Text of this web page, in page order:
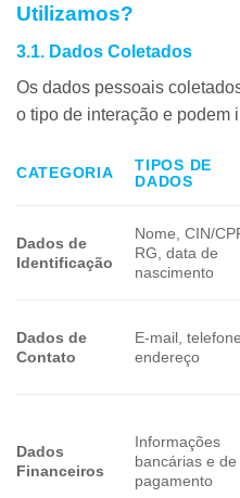
Utilizamos?
3.1. Dados Coletados
Os dados pessoais
o tipo de interação e podem
CATEGORIA
TIPOS DE
DADOS
Dados de
Identificação
Nome, CIN/
RG, data de
nascimento
Dados de
Contato
E-mail,
endereço
Dados
Financeiros
Informações
bancárias e de
pagamento